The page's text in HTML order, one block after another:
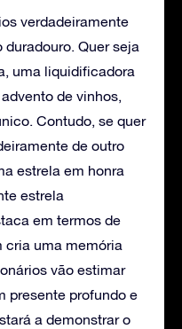
verdadeiramente
Quer seja
uma liquidificadora
de vinhos,
Contudo, se quer
de outro
estrela em honra
estrela
em termos de
cria uma memória
vão estimar
presente profundo e
a demonstrar o